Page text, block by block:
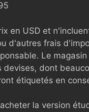
en USD et
d'autres frais
Le
devises, dont
étiquetés en
la version